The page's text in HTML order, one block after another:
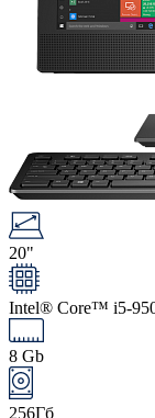
20"
Intel® Core™ i5-
8 Gb
256Гб